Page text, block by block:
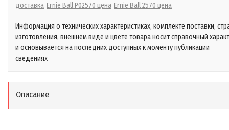
доставка Ernie Ball P02570 цена Ernie Ball 2570 цена
Информация о технических характеристиках, комплекте поставки,
изготовления, внешнем виде и цвете товара носит справочный
и основывается на последних доступных к моменту публикации
сведениях
Описание